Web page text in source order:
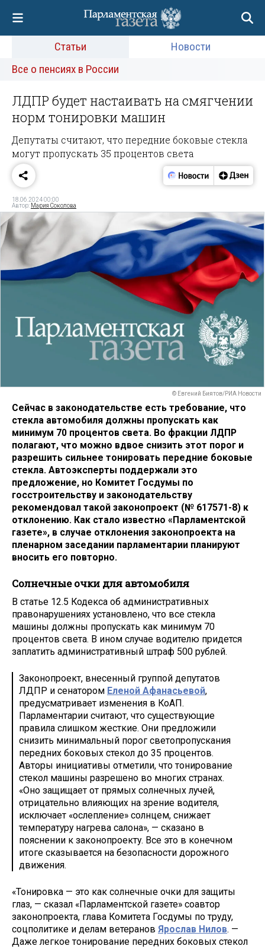
Статьи
Новости
Все о пенсиях в России
ЛДПР будет настаивать на смягчении
норм тонировки машин
Депутаты считают, что передние боковые стекла
могут пропускать 35 процентов света
18.06.2024 00:00
Автор: Мария Соколова
© Евгений Биятов/РИА Новости
Сейчас в законодательстве есть требование, что
стекла автомобиля должны пропускать как
минимум 70 процентов света. Во фракции ЛДПР
полагают, что можно вдвое снизить этот порог и
разрешить сильнее тонировать передние боковые
стекла. Автоэксперты поддержали это
предложение, но Комитет Госдумы по
госстроительству и законодательству
рекомендовал такой законопроект (№ 617571-8) к
отклонению. Как стало известно «Парламентской
газете», в случае отклонения законопроекта на
пленарном заседании парламентарии планируют
вносить его повторно.
Солнечные очки для автомобиля
В статье 12.5 Кодекса об административных
правонарушениях установлено, что все стекла
машины должны пропускать как минимум 70
процентов света. В ином случае водителю придется
заплатить административный штраф 500 рублей.
Законопроект, внесенный группой депутатов
ЛДПР и сенатором Еленой Афанасьевой,
предусматривает изменения в КоАП.
Парламентарии считают, что существующие
правила слишком жесткие. Они предложили
снизить минимальный порог светопропускания
передних боковых стекол до 35 процентов.
Авторы инициативы отметили, что тонирование
стекол машины разрешено во многих странах.
«Оно защищает от прямых солнечных лучей,
отрицательно влияющих на зрение водителя,
исключает «ослепление» солнцем, снижает
температуру нагрева салона», — сказано в
пояснении к законопроекту. Все это в конечном
итоге сказывается на безопасности дорожного
движения.
«Тонировка — это как солнечные очки для защиты
глаз, — сказал «Парламентской газете» соавтор
законопроекта, глава Комитета Госдумы по труду,
соцполитике и делам ветеранов Ярослав Нилов. —
Даже легкое тонирование передних боковых стекол